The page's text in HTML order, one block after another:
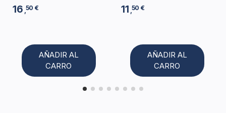
16 ,50 €
AÑADIR AL
CARRO
11 ,50 €
AÑADIR AL
CARRO